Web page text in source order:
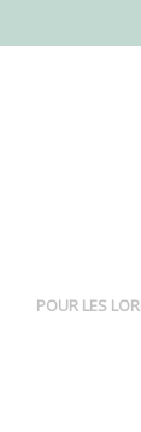
POUR LES